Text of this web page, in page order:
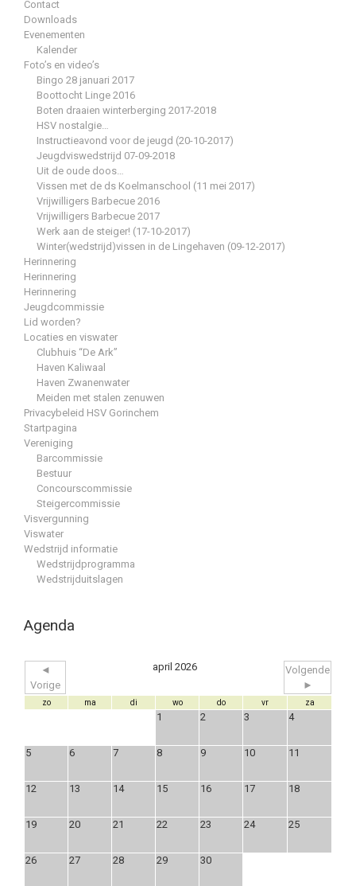
Contact
Downloads
Evenementen
Kalender
Foto’s en video’s
Bingo 28 januari 2017
Boottocht Linge 2016
Boten draaien winterberging 2017-2018
HSV nostalgie…
Instructieavond voor de jeugd (20-10-2017)
Jeugdviswedstrijd 07-09-2018
Uit de oude doos…
Vissen met de ds Koelmanschool (11 mei 2017)
Vrijwilligers Barbecue 2016
Vrijwilligers Barbecue 2017
Werk aan de steiger! (17-10-2017)
Winter(wedstrijd)vissen in de Lingehaven (09-12-2017)
Herinnering
Herinnering
Herinnering
Jeugdcommissie
Lid worden?
Locaties en viswater
Clubhuis “De Ark”
Haven Kaliwaal
Haven Zwanenwater
Meiden met stalen zenuwen
Privacybeleid HSV Gorinchem
Startpagina
Vereniging
Barcommissie
Bestuur
Concourscommissie
Steigercommissie
Visvergunning
Viswater
Wedstrijd informatie
Wedstrijdprogramma
Wedstrijduitslagen
Agenda
◄
Vorige
april 2026
Volgende
►
zo ma di wo do vr za
1 2 3 4
5 6 7 8 9 10 11
12 13 14 15 16 17 18
19 20 21 22 23 24 25
26 27 28 29 30